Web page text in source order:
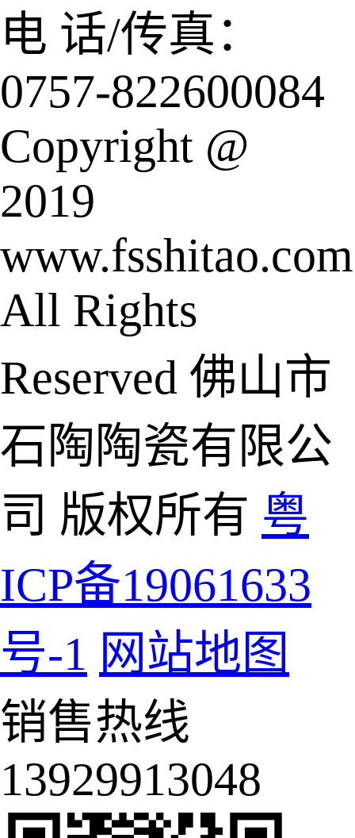
电 话/传真：
0757-822600084
Copyright @
2019
www.fsshitao.com
All Rights
Reserved 佛山市
石陶陶瓷有限公
司 版权所有 粤
ICP备19061633
号-1 网站地图
销售热线
13929913048